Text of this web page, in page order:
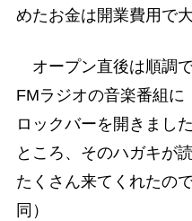
めたお金は開業費用で
オープン直後は順調
FMラジオの音楽番組に
ロックバーを開きまし
ところ、そのハガキが
たくさん来てくれたの
同）